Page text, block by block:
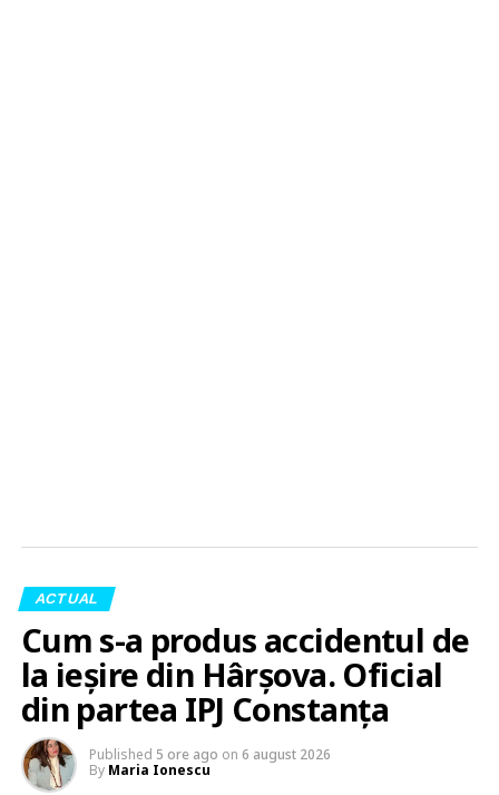
ACTUAL
Cum s-a produs accidentul de
la ieșire din Hârșova. Oficial
din partea IPJ Constanța
Published 5 ore ago on 6 august 2026
By Maria Ionescu